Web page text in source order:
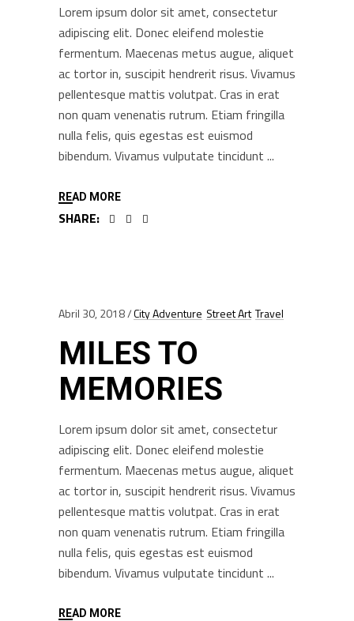
Lorem ipsum dolor sit amet, consectetur
adipiscing elit. Donec eleifend molestie
fermentum. Maecenas metus augue, aliquet
ac tortor in, suscipit hendrerit risus. Vivamus
pellentesque mattis volutpat. Cras in erat
non quam venenatis rutrum. Etiam fringilla
nulla felis, quis egestas est euismod
bibendum. Vivamus vulputate tincidunt
READ MORE
SHARE:
Abril 30, 2018 City Adventure Street Art Travel
MILES TO
MEMORIES
Lorem ipsum dolor sit amet, consectetur
adipiscing elit. Donec eleifend molestie
fermentum. Maecenas metus augue, aliquet
ac tortor in, suscipit hendrerit risus. Vivamus
pellentesque mattis volutpat. Cras in erat
non quam venenatis rutrum. Etiam fringilla
nulla felis, quis egestas est euismod
bibendum. Vivamus vulputate tincidunt
READ MORE